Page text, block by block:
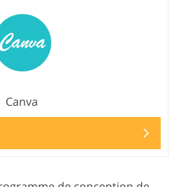
Canva